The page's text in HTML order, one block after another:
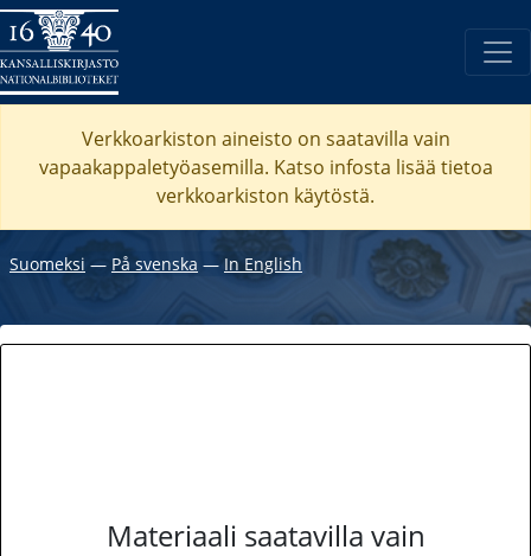
Verkkoarkiston aineisto on saatavilla vain
vapaakappaletyöasemilla. Katso infosta lisää tietoa
verkkoarkiston käytöstä.
Suomeksi ― På svenska ― In English
Materiaali saatavilla vain